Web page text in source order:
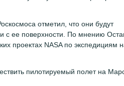
отметил, что они будут
с ее поверхности. По мнению
проектах NASA по экспедициям
пилотируемый полет на